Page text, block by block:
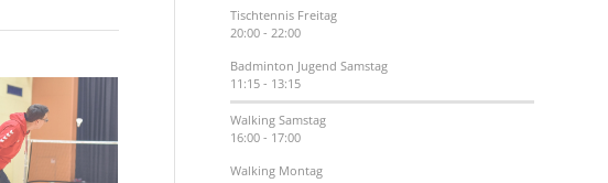
Tischtennis Freitag
20:00 -22:00
Badminton JugendSamstag
11:15 - 13:15
WalkingSamstag
16:00 - 17:00
Walking Montag